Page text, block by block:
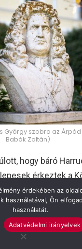
György szobra az
Babák Zoltán)
hogy báró
érkeztek a
kelt újra életre a
Ennek
érdekében az
használatával, Ön
használatát.
Adatvédelmi irányelvek